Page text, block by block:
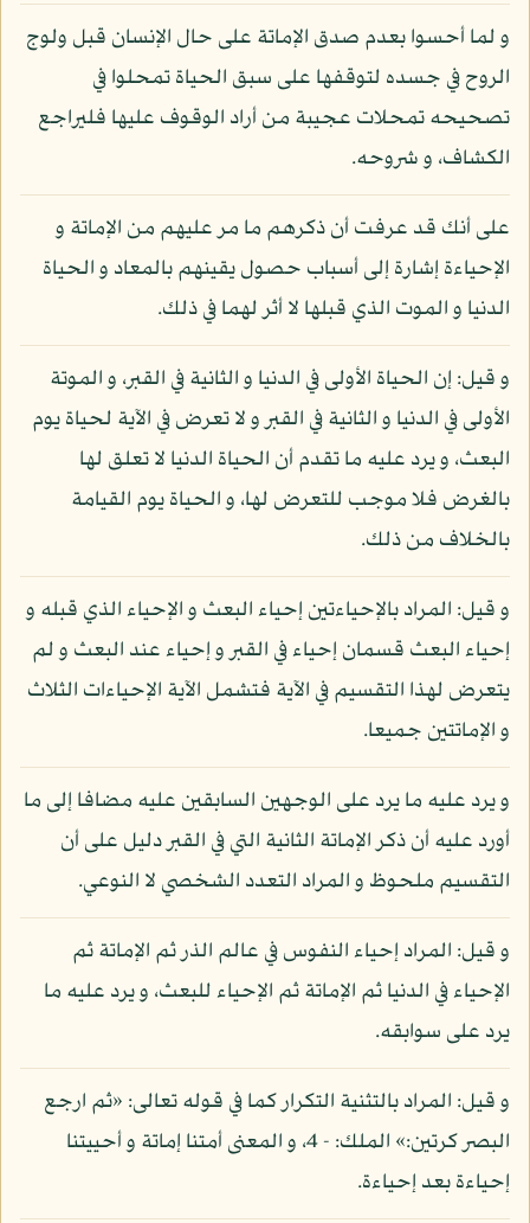
و لما أحسوا بعدم صدق الإماتة على حال الإنسان قبل ولوج
الروح في جسده لتوقفها على سبق الحياة تمحلوا في
تصحيحه تمحلات عجيبة من أراد الوقوف عليها فليراجع
الكشاف، و شروحه.
على أنك قد عرفت أن ذكرهم ما مر عليهم من الإماتة و
الإحياءة إشارة إلى أسباب حصول يقينهم بالمعاد و الحياة
الدنيا و الموت الذي قبلها لا أثر لهما في ذلك.
و قيل: إن الحياة الأولى في الدنيا و الثانية في القبر، و الموتة
الأولى في الدنيا و الثانية في القبر و لا تعرض في الآية لحياة يوم
البعث، و يرد عليه ما تقدم أن الحياة الدنيا لا تعلق لها
بالغرض فلا موجب للتعرض لها، و الحياة يوم القيامة
بالخلاف من ذلك.
و قيل: المراد بالإحياءتين إحياء البعث و الإحياء الذي قبله و
إحياء البعث قسمان إحياء في القبر و إحياء عند البعث و لم
يتعرض لهذا التقسيم في الآية فتشمل الآية الإحياءات الثلاث
و الإماتتين جميعا.
و يرد عليه ما يرد على الوجهين السابقين عليه مضافا إلى ما
أورد عليه أن ذكر الإماتة الثانية التي في القبر دليل على أن
التقسيم ملحوظ و المراد التعدد الشخصي لا النوعي.
و قيل: المراد إحياء النفوس في عالم الذر ثم الإماتة ثم
الإحياء في الدنيا ثم الإماتة ثم الإحياء للبعث، و يرد عليه ما
يرد على سوابقه.
و قيل: المراد بالتثنية التكرار كما في قوله تعالى: «ثم ارجع
البصر كرتين:» الملك: - 4، و المعنى أمتنا إماتة و أحييتنا
إحياءة بعد إحياءة.